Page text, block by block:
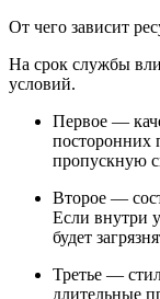
От чего зависит
На срок службы
условий.
Первое —
посторонних
пропускную
Второе —
Если внутри
будет
Третье —
длительные